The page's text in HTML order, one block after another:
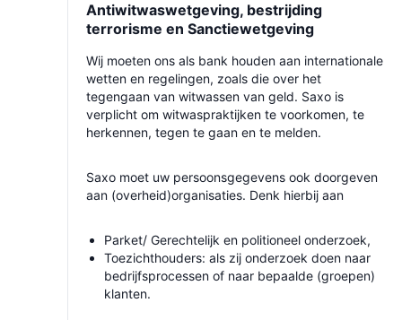
Antiwitwaswetgeving, bestrijding
terrorisme en Sanctiewetgeving
Wij moeten ons als bank houden aan internationale
wetten en regelingen, zoals die over het
tegengaan van witwassen van geld. Saxo is
verplicht om witwaspraktijken te voorkomen, te
herkennen, tegen te gaan en te melden.
Saxo moet uw persoonsgegevens ook doorgeven
aan (overheid)organisaties. Denk hierbij aan
Parket/ Gerechtelijk en politioneel onderzoek,
Toezichthouders: als zij onderzoek doen naar
bedrijfsprocessen of naar bepaalde (groepen)
klanten.